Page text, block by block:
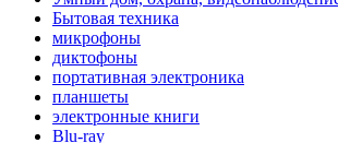
Бытовая техника
микрофоны
диктофоны
портативная электроника
планшеты
электронные книги
Blu-ray